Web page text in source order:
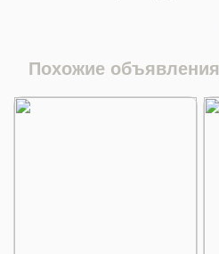
Похожие объявления